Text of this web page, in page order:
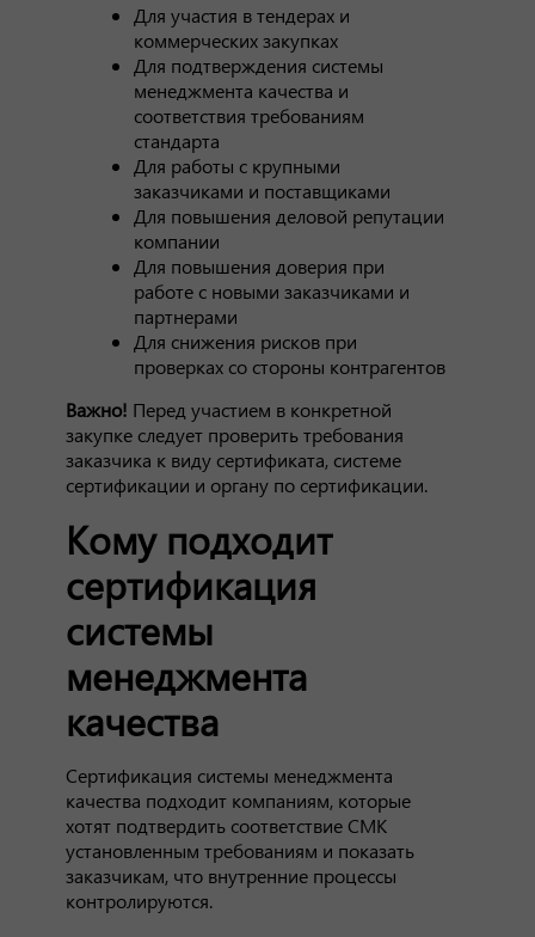
Для участия в тендерах и
коммерческих закупках
Для подтверждения системы
менеджмента качества и
соответствия требованиям
стандарта
Для работы с крупными
заказчиками и поставщиками
Для повышения деловой репутации
компании
Для повышения доверия при
работе с новыми заказчиками и
партнерами
Для снижения рисков при
проверках со стороны контрагентов
Важно! Перед участием в конкретной
закупке следует проверить требования
заказчика к виду сертификата, системе
сертификации и органу по сертификации.
Кому подходит
сертификация
системы
менеджмента
качества
Сертификация системы менеджмента
качества подходит компаниям, которые
хотят подтвердить соответствие СМК
установленным требованиям и показать
заказчикам, что внутренние процессы
контролируются.